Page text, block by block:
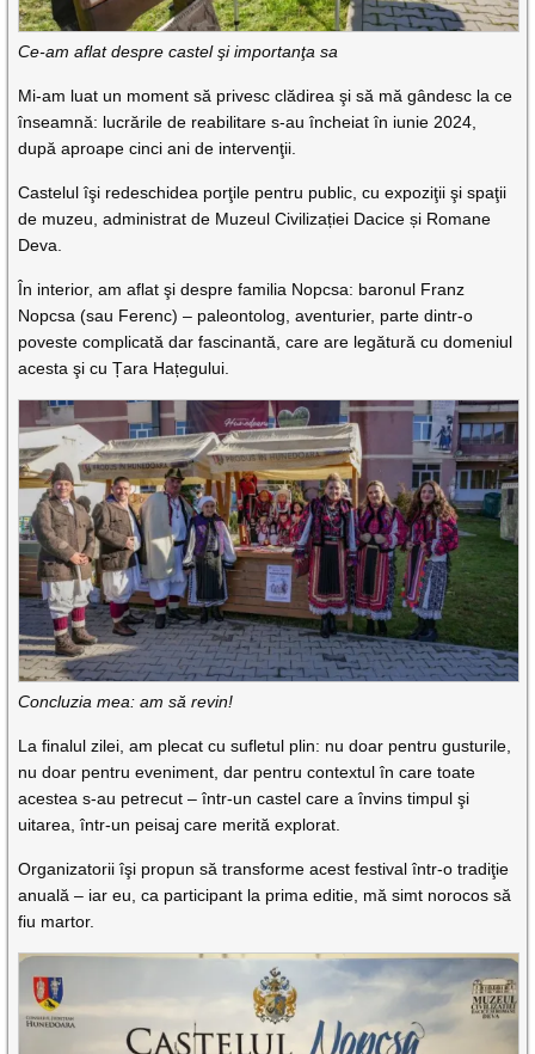
Ce-am aflat despre castel şi importanţa sa
Mi-am luat un moment să privesc clădirea şi să mă gândesc la ce
înseamnă: lucrările de reabilitare s-au încheiat în iunie 2024,
după aproape cinci ani de intervenţii.
Castelul îşi redeschidea porţile pentru public, cu expoziţii şi spaţii
de muzeu, administrat de Muzeul Civilizației Dacice și Romane
Deva.
În interior, am aflat şi despre familia Nopcsa: baronul Franz
Nopcsa (sau Ferenc) – paleontolog, aventurier, parte dintr-o
poveste complicată dar fascinantă, care are legătură cu domeniul
acesta şi cu Țara Hațegului.
Concluzia mea: am să revin!
La finalul zilei, am plecat cu sufletul plin: nu doar pentru gusturile,
nu doar pentru eveniment, dar pentru contextul în care toate
acestea s-au petrecut – într-un castel care a învins timpul şi
uitarea, într-un peisaj care merită explorat.
Organizatorii îşi propun să transforme acest festival într-o tradiţie
anuală – iar eu, ca participant la prima editie, mă simt norocos să
fiu martor.